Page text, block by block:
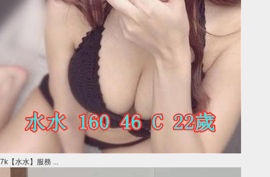
7k【水水】服務 ...